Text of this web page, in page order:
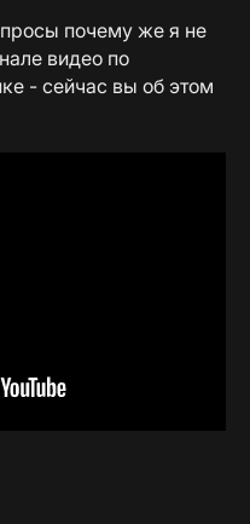
почему же я не
видео по
- сейчас вы об этом